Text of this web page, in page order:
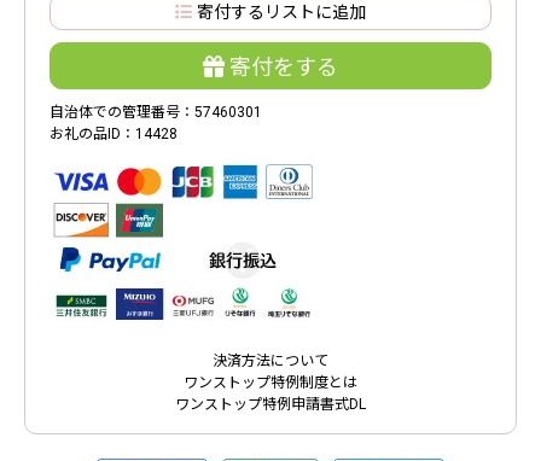
寄付するリストに追加
寄付をする
自治体での管理番号：57460301
お礼の品ID：14428
決済方法について
ワンストップ特例制度とは
ワンストップ特例申請書式DL